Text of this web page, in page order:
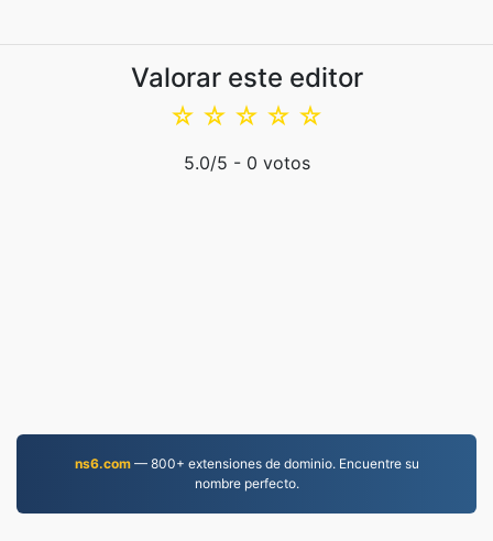
Valorar este editor
☆
☆
☆
☆
☆
5.0/5 - 0 votos
ns6.com— 800+ extensiones de dominio. Encuentre su
nombre perfecto.